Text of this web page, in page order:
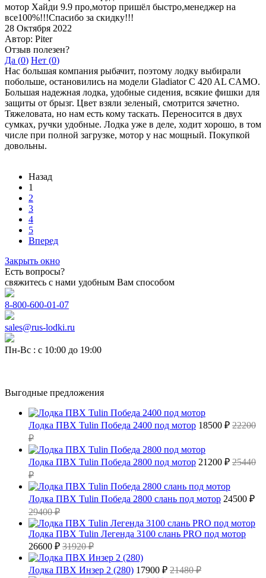
мотор Хайди 9.9 про,мотор пришёл быстро,менеджер на
все100%!!!Спасибо за скидку!!!
28 Октября 2022
Автор: Piter
Отзыв полезен?
Да (0) Нет (0)
Нас большая компания рыбачит, поэтому лодку выбирали
побольше, остановились на модели Gladiator C 420 AL CAMO.
Большая надежная лодка, удобные сидения, всякие фишки для
защиты от брызг. Цвет взяли зеленый, смотрится зачетно.
Тяжеловата, но нам есть кому таскать. Переносится в двух
сумках, ручки удобные. Лодка уже в деле, ходит хорошо, в том
числе при полной загрузке, мотор у нас мощный. Покупкой
довольны.
Назад
1
2
3
4
5
Вперед
Закрыть окно
Есть вопросы?
свяжитесь с нами удобным Вам способом
8-800-600-01-07
sales@rus-lodki.ru
Пн-Вс : с 10:00 до 19:00
Выгодные предложения
Лодка ПВХ Tulin Победа 2400 под мотор 18500 ₽ 22200
₽
Лодка ПВХ Tulin Победа 2800 под мотор 21200 ₽ 25440
₽
Лодка ПВХ Tulin Победа 2800 слань под мотор 24500 ₽
29400 ₽
Лодка ПВХ Tulin Легенда 3100 слань PRO под мотор
26600 ₽ 31920 ₽
Лодка ПВХ Инзер 2 (280) 17900 ₽ 21480 ₽